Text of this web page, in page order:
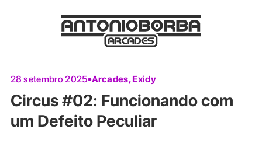
28 setembro 2025 Arcades,Exidy
Circus #02: Funcionando com
um Defeito Peculiar